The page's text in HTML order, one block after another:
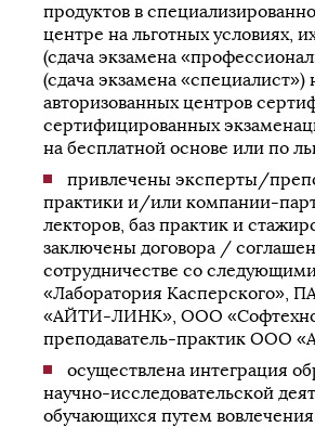
продуктов в
центре на льготных условиях,
(сдача экзамена
(сдача экзамена «специалист»)
авторизованных центров
сертифицированных
на бесплатной основе или по
привлечены эксперты/
практики и/или компании-
лекторов, баз практик и
заключены договора /
сотрудничестве со
«Лаборатория Касперского»,
«АЙТИ-ЛИНК», ООО
преподаватель-практик ООО
осуществлена интеграция
научно-исследовательской
обучающихся путем